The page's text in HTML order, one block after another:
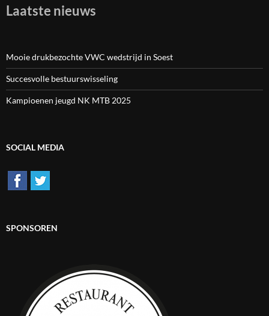
Laatste nieuws
Mooie drukbezochte VWC wedstrijd in Soest
Succesvolle bestuurswisseling
Kampioenen jeugd NK MTB 2025
SOCIAL MEDIA
SPONSOREN